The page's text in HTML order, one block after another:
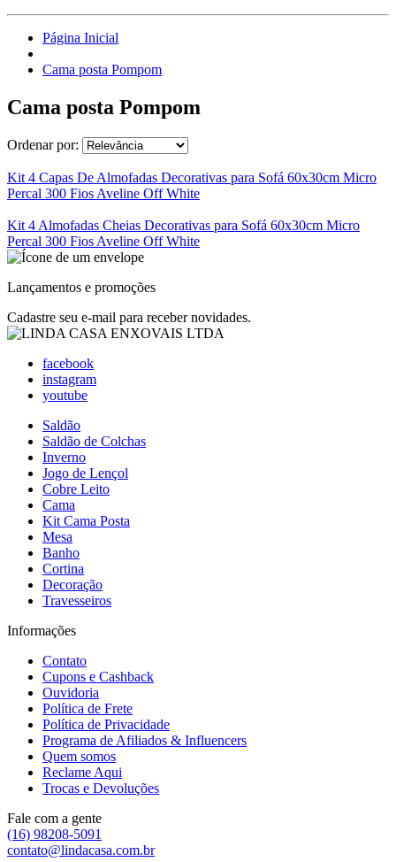
Página Inicial
Cama posta Pompom
Cama posta Pompom
Ordenar por:
Kit 4 Capas De Almofadas Decorativas para Sofá 60x30cm Micro
Percal 300 Fios Aveline Off White
Kit 4 Almofadas Cheias Decorativas para Sofá 60x30cm Micro
Percal 300 Fios Aveline Off White
Lançamentos e promoções
Cadastre seu e-mail para receber novidades.
facebook
instagram
youtube
Saldão
Saldão de Colchas
Inverno
Jogo de Lençol
Cobre Leito
Cama
Kit Cama Posta
Mesa
Banho
Cortina
Decoração
Travesseiros
Informações
Contato
Cupons e Cashback
Ouvidoria
Política de Frete
Política de Privacidade
Programa de Afiliados & Influencers
Quem somos
Reclame Aqui
Trocas e Devoluções
Fale com a gente
(16) 98208-5091
contato@lindacasa.com.br